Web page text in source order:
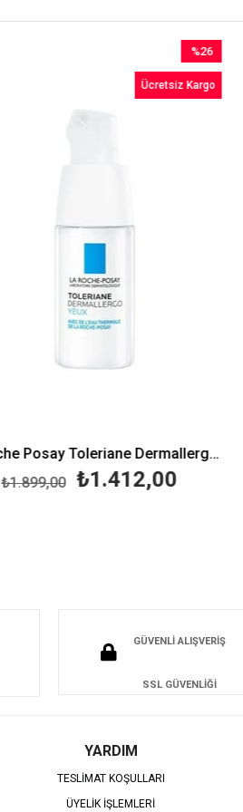
La Roche Posay Toleriane Dermallergo Yeux 20 ml
₺1.412,00
₺1.899,00
%26
İndirim
%26İndirim
Ücretsiz Kargo
GÜVENLİ ALIŞVERİŞ
SSL GÜVENLİĞİ
YARDIM
TESLİMAT KOŞULLARI
ÜYELİK İŞLEMLERİ